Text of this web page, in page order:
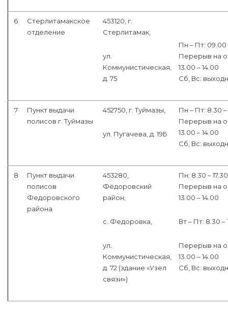
6
Стерлитамакское
отделение
453120, г.
Стерлитамак,
ул.
Коммунистическая,
д. 75
Пн – Пт: 09.00
Перерыв на
13.00 – 14.00
Сб, Вс:
7
Пункт выдачи
полисов г. Туймазы
452750, г. Туймазы,
ул. Пугачева, д. 19Б
Пн – Пт: 8.30 –
Перерыв на
13.00 – 14.00
Сб, Вс:
8
Пункт выдачи
полисов
Федоровского
района
453280,
Фёдоровский
район,
с. Федоровка,
ул.
Коммунистическая,
д. 72 (здание «Узел
связи»)
Пн: 8.30 – 17.30
Перерыв на
13.00 – 14.00
Вт – Пт: 8.30 –
Перерыв на
13.00 – 14.00
Сб, Вс: